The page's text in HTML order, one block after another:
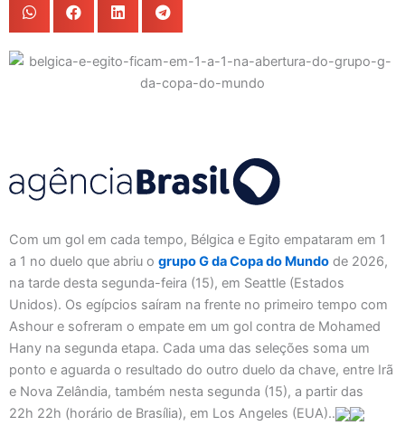
Com um gol em cada tempo, Bélgica e Egito empataram em 1
a 1 no duelo que abriu o grupo G da Copa do Mundo de 2026,
na tarde desta segunda-feira (15), em Seattle (Estados
Unidos). Os egípcios saíram na frente no primeiro tempo com
Ashour e sofreram o empate em um gol contra de Mohamed
Hany na segunda etapa. Cada uma das seleções soma um
ponto e aguarda o resultado do outro duelo da chave, entre Irã
e Nova Zelândia, também nesta segunda (15), a partir das
22h 22h (horário de Brasília), em Los Angeles (EUA)..